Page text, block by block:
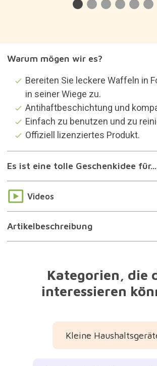
Warum mögen wir es?
Bereiten Sie leckere Waffeln in
in seiner Wiege zu.
Antihaftbeschichtung und
Einfach zu benutzen und zu
Offiziell lizenziertes Produkt.
Es ist eine tolle Geschenkidee für...
Videos
Artikelbeschreibung
Kategorien, die
interessieren
Kleine